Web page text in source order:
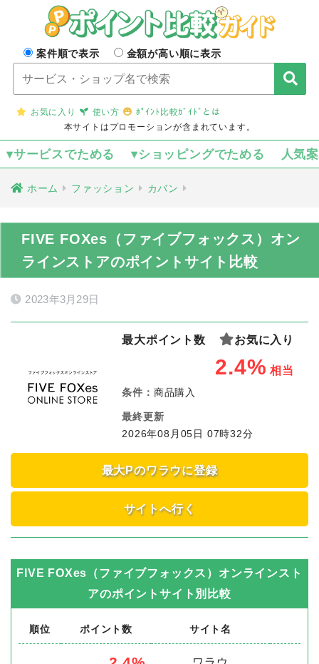
案件順で表示 金額が高い順に表示
お気に入り 使い方
ﾎﾟｲﾝﾄ比較ｶﾞｲﾄﾞとは
本サイトはプロモーションが含まれています。
▾サービスでためる ▾ショッピングでためる 人気
ホーム ファッション カバン
FIVE FOXes（ファイブフォックス）オン
ラインストアのポイントサイト比較
2023年3月29日
最大ポイント数 お気に入り
2.4% 相当
条件： 商品購入
最終更新
2026年08月05日 07時32分
最大Pのワラウに登録
サイトへ行く
FIVE FOXes（ファイブフォックス）オンラインスト
アのポイントサイト別比較
順位 ポイント数 サイト名